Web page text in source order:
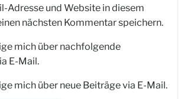
Adresse und Website in diesem
nächsten Kommentar speichern.
mich über nachfolgende
E-Mail.
mich über neue Beiträge via E-Mail.